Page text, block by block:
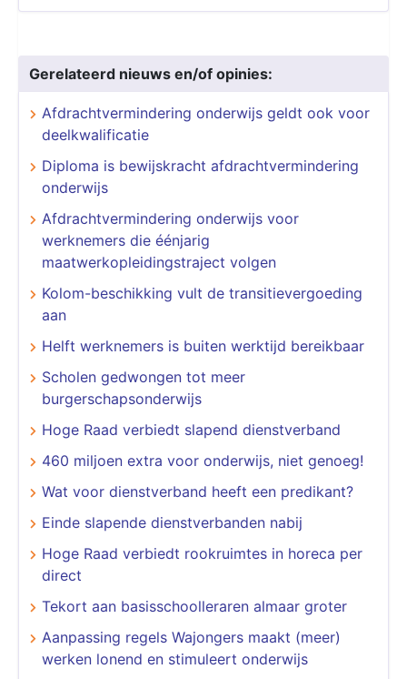
Gerelateerd nieuws en/of opinies:
Afdrachtvermindering onderwijs geldt ook voor
deelkwalificatie
Diploma is bewijskracht afdrachtvermindering
onderwijs
Afdrachtvermindering onderwijs voor
werknemers die éénjarig
maatwerkopleidingstraject volgen
Kolom-beschikking vult de transitievergoeding
aan
Helft werknemers is buiten werktijd bereikbaar
Scholen gedwongen tot meer
burgerschapsonderwijs
Hoge Raad verbiedt slapend dienstverband
460 miljoen extra voor onderwijs, niet genoeg!
Wat voor dienstverband heeft een predikant?
Einde slapende dienstverbanden nabij
Hoge Raad verbiedt rookruimtes in horeca per
direct
Tekort aan basisschoolleraren almaar groter
Aanpassing regels Wajongers maakt (meer)
werken lonend en stimuleert onderwijs